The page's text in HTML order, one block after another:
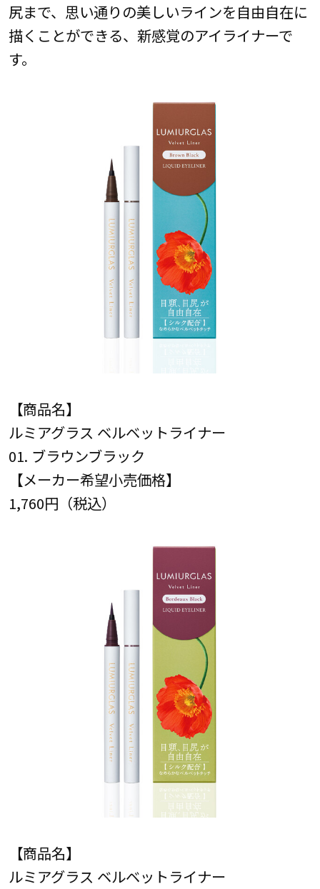
尻まで、思い通りの美しいラインを自由自在に
描くことができる、新感覚のアイライナーで
す。
【商品名】
ルミアグラス ベルベットライナー
01. ブラウンブラック
【メーカー希望小売価格】
1,760円（税込）
【商品名】
ルミアグラス ベルベットライナー